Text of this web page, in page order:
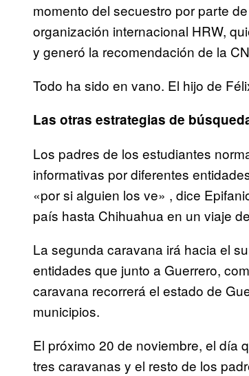
momento del secuestro por parte
organización internacional HRW,
y generó la recomendación de la
Todo ha sido en vano. El hijo de
Las otras estrategias de
Los padres de los estudiantes
informativas por diferentes
«por si alguien los ve» , dice
país hasta Chihuahua en un viaje
La segunda caravana irá hacia el
entidades que junto a Guerrero,
caravana recorrerá el estado de
municipios.
El próximo 20 de noviembre, el día
tres caravanas y el resto de los